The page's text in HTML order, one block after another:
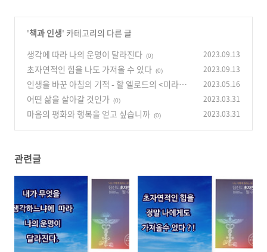
'책과 인생' 카테고리의 다른 글
생각에 따라 나의 운명이 달라진다 (0) 2023.09.13
초자연적인 힘을 나도 가져올 수 있다 (0) 2023.09.13
인생을 바꾼 아침의 기적 - 할 엘로드의 <미라클
모닝> (1)
2023.05.16
어떤 삶을 살아갈 것인가 (0) 2023.03.31
마음의 평화와 행복을 얻고 싶습니까 (0) 2023.03.31
관련글